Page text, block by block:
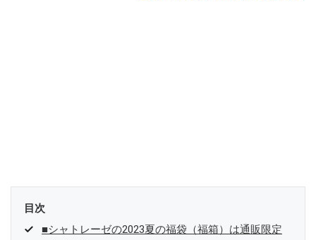
目次
■シャトレーゼの2023夏の福袋（福箱）は通販限定